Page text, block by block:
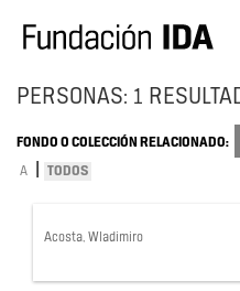
PERSONAS: 1
FONDO O COLECCIÓN RELACIONADO:
A TODOS
Acosta, Wladimiro